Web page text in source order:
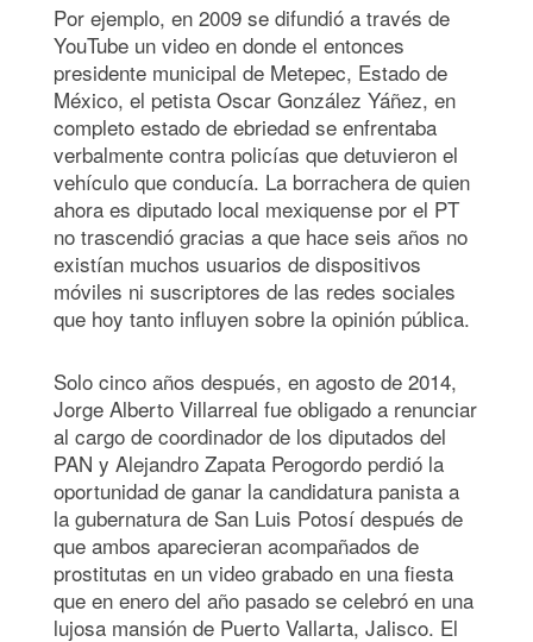
Por ejemplo, en 2009 se difundió a través de
YouTube un video en donde el entonces
presidente municipal de Metepec, Estado de
México, el petista Oscar González Yáñez, en
completo estado de ebriedad se enfrentaba
verbalmente contra policías que detuvieron el
vehículo que conducía. La borrachera de quien
ahora es diputado local mexiquense por el PT
no trascendió gracias a que hace seis años no
existían muchos usuarios de dispositivos
móviles ni suscriptores de las redes sociales
que hoy tanto influyen sobre la opinión pública.
Solo cinco años después, en agosto de 2014,
Jorge Alberto Villarreal fue obligado a renunciar
al cargo de coordinador de los diputados del
PAN y Alejandro Zapata Perogordo perdió la
oportunidad de ganar la candidatura panista a
la gubernatura de San Luis Potosí después de
que ambos aparecieran acompañados de
prostitutas en un video grabado en una fiesta
que en enero del año pasado se celebró en una
lujosa mansión de Puerto Vallarta, Jalisco. El